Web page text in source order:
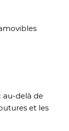
au-delà de
et les